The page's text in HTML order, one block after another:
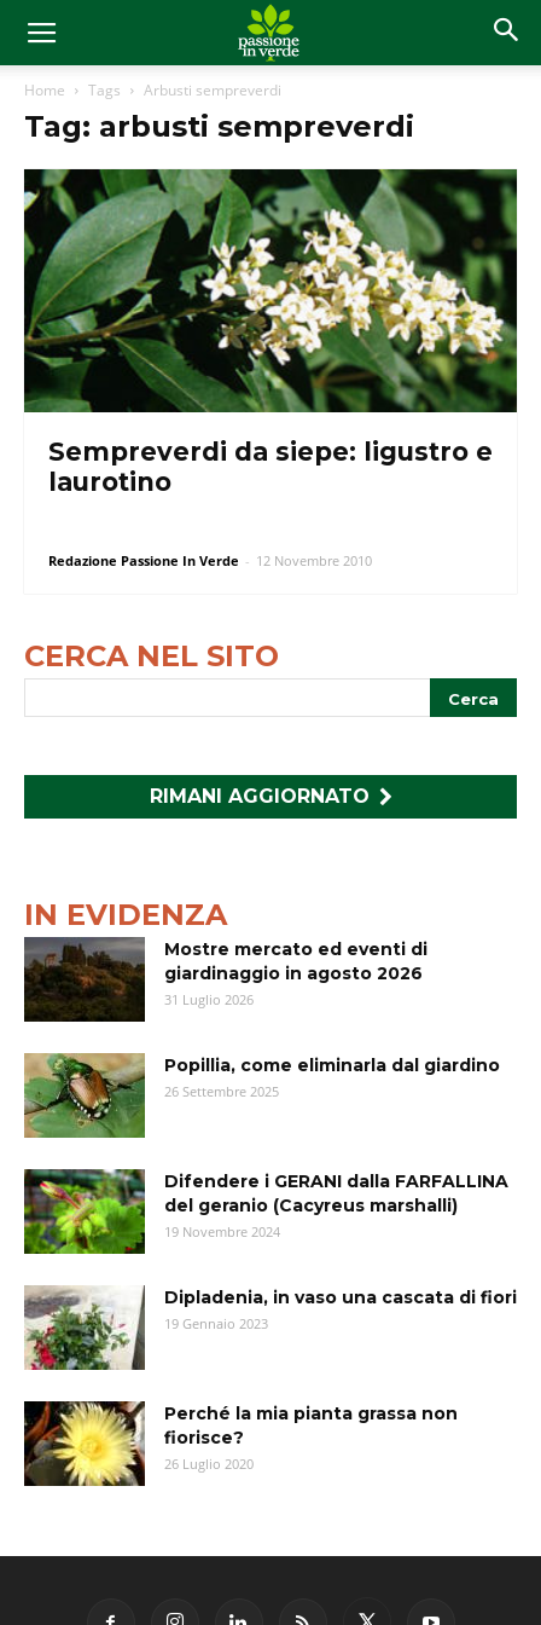
Home Tags Arbusti sempreverdi
Tag: arbusti sempreverdi
Sempreverdi da siepe: ligustro e
laurotino
Redazione Passione In Verde - 12 Novembre 2010
CERCA NEL SITO
RIMANI AGGIORNATO
IN EVIDENZA
Mostre mercato ed eventi di
giardinaggio in agosto 2026
31 Luglio 2026
Popillia, come eliminarla dal giardino
26 Settembre 2025
Difendere i GERANI dalla FARFALLINA
del geranio (Cacyreus marshalli)
19 Novembre 2024
Dipladenia, in vaso una cascata di fiori
19 Gennaio 2023
Perché la mia pianta grassa non
fiorisce?
26 Luglio 2020